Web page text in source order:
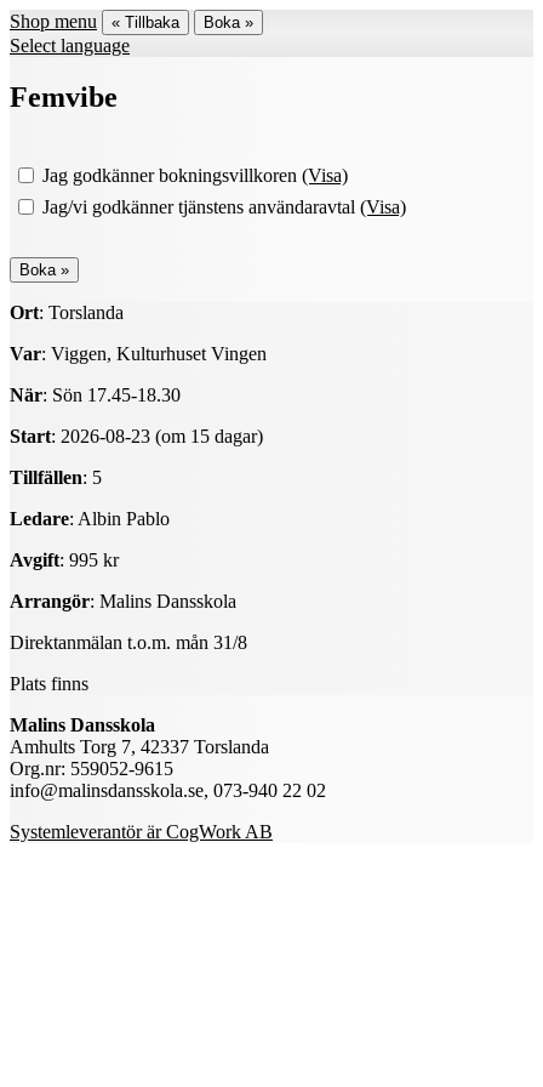
Shop menu « Tillbaka Boka »
Select language
Femvibe
Jag godkänner bokningsvillkoren (Visa)
Jag/vi godkänner tjänstens användaravtal (Visa)
Ort: Torslanda
Var: Viggen, Kulturhuset Vingen
När: Sön 17.45-18.30
Start: 2026-08-23 (om 15 dagar)
Tillfällen: 5
Ledare: Albin Pablo
Avgift: 995 kr
Arrangör: Malins Dansskola
Direktanmälan t.o.m. mån 31/8
Plats finns
Malins Dansskola
Amhults Torg 7, 42337 Torslanda
Org.nr: 559052-9615
info@malinsdansskola.se, 073-940 22 02
Systemleverantör är CogWork AB